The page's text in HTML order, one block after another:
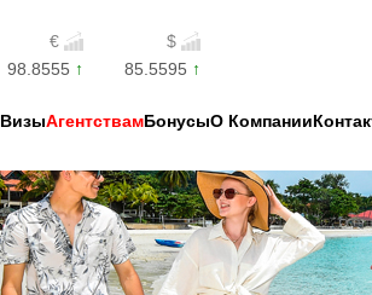
€
$
98.8555 85.5595
ВизыАгентствамБонусыО Компании